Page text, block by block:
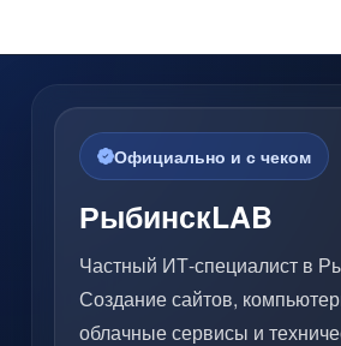
Официально и с чеком
РыбинскLAB
Частный ИТ-специалист в
Создание сайтов,
облачные сервисы и